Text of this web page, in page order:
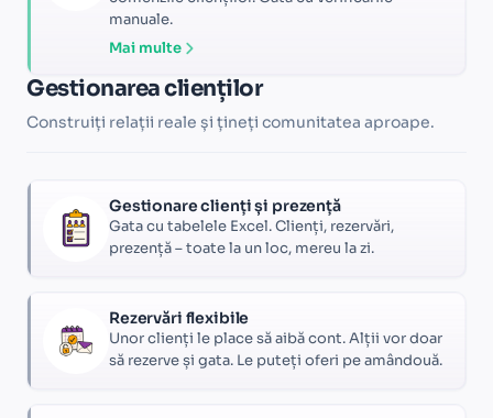
manuale.
Mai multe
Gestionarea clienților
Construiți relații reale și țineți comunitatea aproape.
Gestionare clienți și prezență
Gata cu tabelele Excel. Clienți, rezervări,
prezență – toate la un loc, mereu la zi.
Rezervări flexibile
Unor clienți le place să aibă cont. Alții vor doar
să rezerve și gata. Le puteți oferi pe amândouă.